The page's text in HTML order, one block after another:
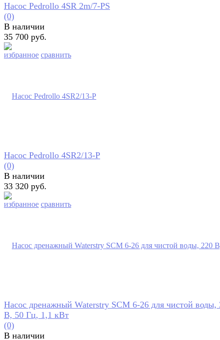
избранное сравнить
Насос Pedrollo 4SR 2m/7-PS
(0)
В наличии
35 700 руб.
избранное сравнить
Насос Pedrollo 4SR2/13-P
(0)
В наличии
33 320 руб.
Насос дренажный Waterstry SCM 6-26 для чистой воды,
В, 50 Гц, 1,1 кВт
(0)
В наличии